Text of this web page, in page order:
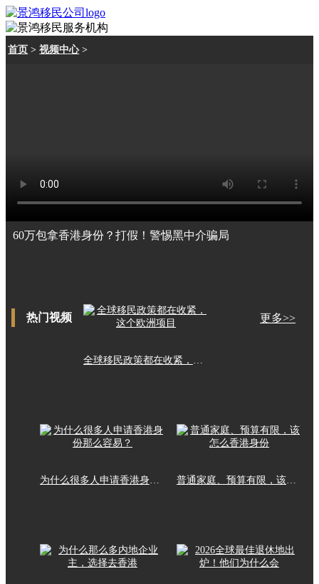
首页 >视频中心>
60万包拿香港身份？打假！警惕黑中介骗局
热门视频 更多>>
全球移民政策都在收紧，这个欧洲项目
为什么很多人申请香港身份那么容易？ 普通家庭、预算有限，该怎么香港身份